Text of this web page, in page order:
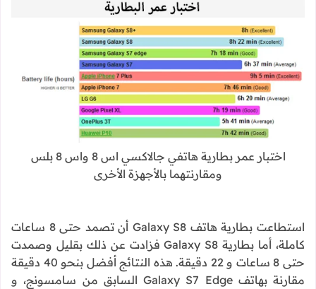
اختبار عمر بطارية هاتفي جالاكسي اس 8 واس 8 بلس
ومقارنتهما بالأجهزة الأخرى
استطاعت بطارية هاتف Galaxy S8 أن تصمد حتى 8 ساعات
كاملة، أما بطارية Galaxy S8 فزادت عن ذلك بقليل وصمدت
حتى 8 ساعات و 22 دقيقة. هذه النتائج أفضل بنحو 40 دقيقة
مقارنة بهاتف Galaxy S7 Edge السابق من سامسونج، و